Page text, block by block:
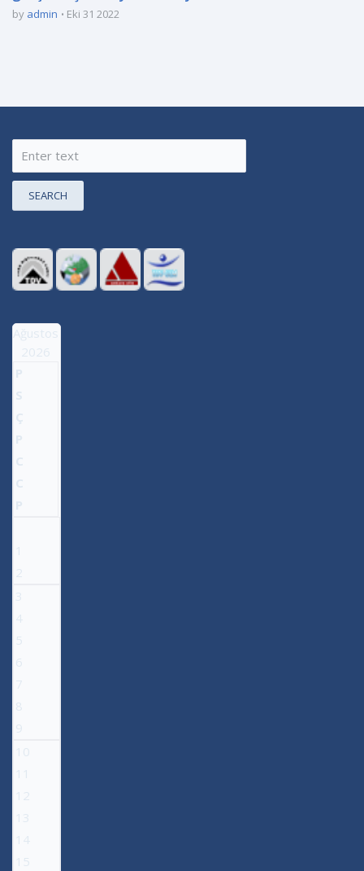
by admin Eki 31 2022
SEARCH
Ağustos
2026
P
S
Ç
P
C
C
P
1
2
3
4
5
6
7
8
9
10
11
12
13
14
15